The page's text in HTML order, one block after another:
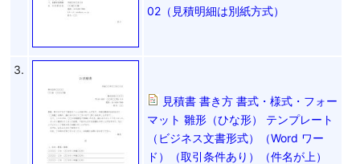
02（見積明細は別紙方式）
3.
見積書 書き方 書式・様式・フォー
マット 雛形（ひな形） テンプレート
（ビジネス文書形式）（Word ワー
ド）（取引条件あり）（件名が上）